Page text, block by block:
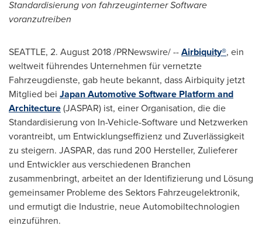
Standardisierung von fahrzeuginterner Software
voranzutreiben
SEATTLE, 2. August 2018/PRNewswire/ --Airbiquity®, ein
weltweit führendes Unternehmen für vernetzte
Fahrzeugdienste, gab heute bekannt, dass Airbiquity jetzt
Mitglied bei Japan Automotive Software Platform and
Architecture(JASPAR) ist, einer Organisation, die die
Standardisierung von In-Vehicle-Software und Netzwerken
vorantreibt, um Entwicklungseffizienz und Zuverlässigkeit
zu steigern. JASPAR, das rund 200 Hersteller, Zulieferer
und Entwickler aus verschiedenen Branchen
zusammenbringt, arbeitet an der Identifizierung und Lösung
gemeinsamer Probleme des Sektors Fahrzeugelektronik,
und ermutigt die Industrie, neue Automobiltechnologien
einzuführen.